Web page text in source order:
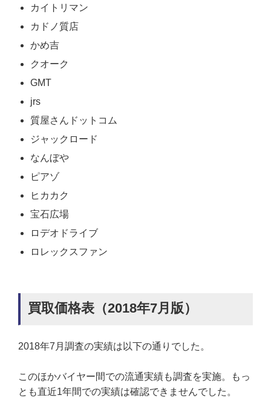
カイトリマン
カドノ質店
かめ吉
クオーク
GMT
jrs
質屋さんドットコム
ジャックロード
なんぼや
ピアゾ
ヒカカク
宝石広場
ロデオドライブ
ロレックスファン
買取価格表（2018年7月版）
2018年7月調査の実績は以下の通りでした。
このほかバイヤー間での流通実績も調査を実施。もっ
とも直近1年間での実績は確認できませんでした。